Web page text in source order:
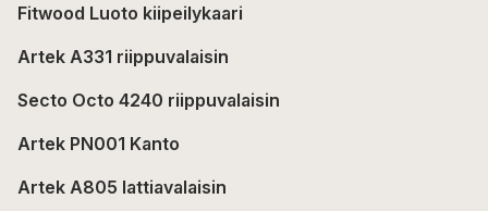
Fitwood Luoto kiipeilykaari
Artek A331 riippuvalaisin
Secto Octo 4240 riippuvalaisin
Artek PN001 Kanto
Artek A805 lattiavalaisin